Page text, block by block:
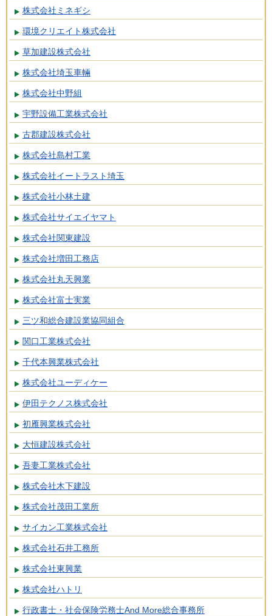
株式会社ミネギシ
環境クリエイト株式会社
草加建設株式会社
株式会社埼玉車輛
株式会社中野組
宇野設備工業株式会社
古郡建設株式会社
株式会社島村工業
株式会社イートラスト埼玉
株式会社小林土建
株式会社サイエイヤマト
株式会社関東建設
株式会社増田工務店
株式会社丸天興業
株式会社富士実業
三ツ和総合建設業協同組合
関口工業株式会社
千代本興業株式会社
株式会社ユーディケー
伊田テクノス株式会社
初雁興業株式会社
大恒建設株式会社
吾妻工業株式会社
株式会社木下建設
株式会社茂田工業所
サイカン工業株式会社
株式会社石井工務所
株式会社東興業
株式会社ハトリ
行政書士・社会保険労務士And More総合事務所